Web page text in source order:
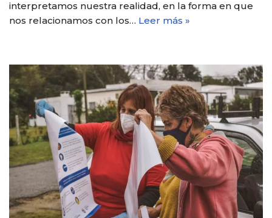
interpretamos nuestra realidad, en la forma en que
nos relacionamos con los… Leer más »